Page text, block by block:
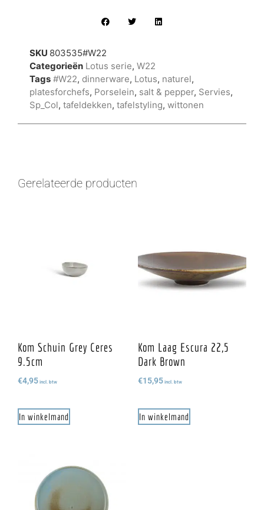
SKU 803535#W22
Categorieën Lotus serie, W22
Tags #W22, dinnerware, Lotus, naturel,
platesforchefs, Porselein, salt & pepper, Servies,
Sp_Col, tafeldekken, tafelstyling, wittonen
Gerelateerde producten
Kom Schuin Grey Ceres
9.5cm
€4,95 incl. btw
In winkelmand
Kom Laag Escura 22,5
Dark Brown
€15,95 incl. btw
In winkelmand